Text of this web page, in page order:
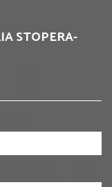
STOPERA-